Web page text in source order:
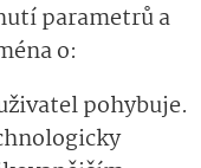
parametrů a
o:
pohybuje.